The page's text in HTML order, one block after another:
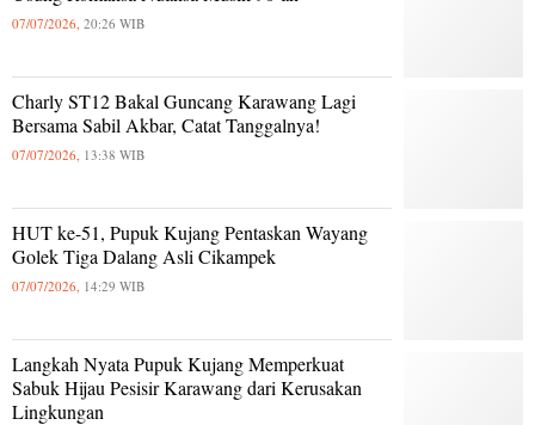
07/07/2026, 20:26 WIB
Charly ST12 Bakal Guncang Karawang Lagi
Bersama Sabil Akbar, Catat Tanggalnya!
07/07/2026, 13:38 WIB
HUT ke-51, Pupuk Kujang Pentaskan Wayang
Golek Tiga Dalang Asli Cikampek
07/07/2026, 14:29 WIB
Langkah Nyata Pupuk Kujang Memperkuat
Sabuk Hijau Pesisir Karawang dari Kerusakan
Lingkungan